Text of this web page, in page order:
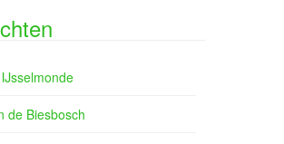
de Biesbosch